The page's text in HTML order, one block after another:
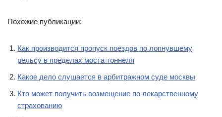
Похожие публикации:
Как производится пропуск поездов по лопнувшему
рельсу в пределах моста тоннеля
Какое дело слушается в арбитражном суде москвы
Кто может получить возмещение по лекарственному
страхованию